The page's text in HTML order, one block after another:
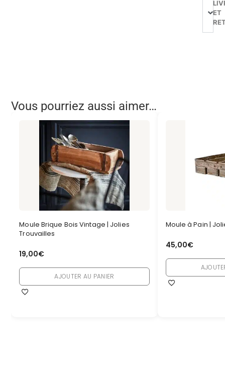
ET
Vous pourriez aussi aimer…
Moule Brique Bois Vintage | Jolies
Trouvailles
19,00€
AJOUTER AU PANIER
Moule à Pain |
45,00€